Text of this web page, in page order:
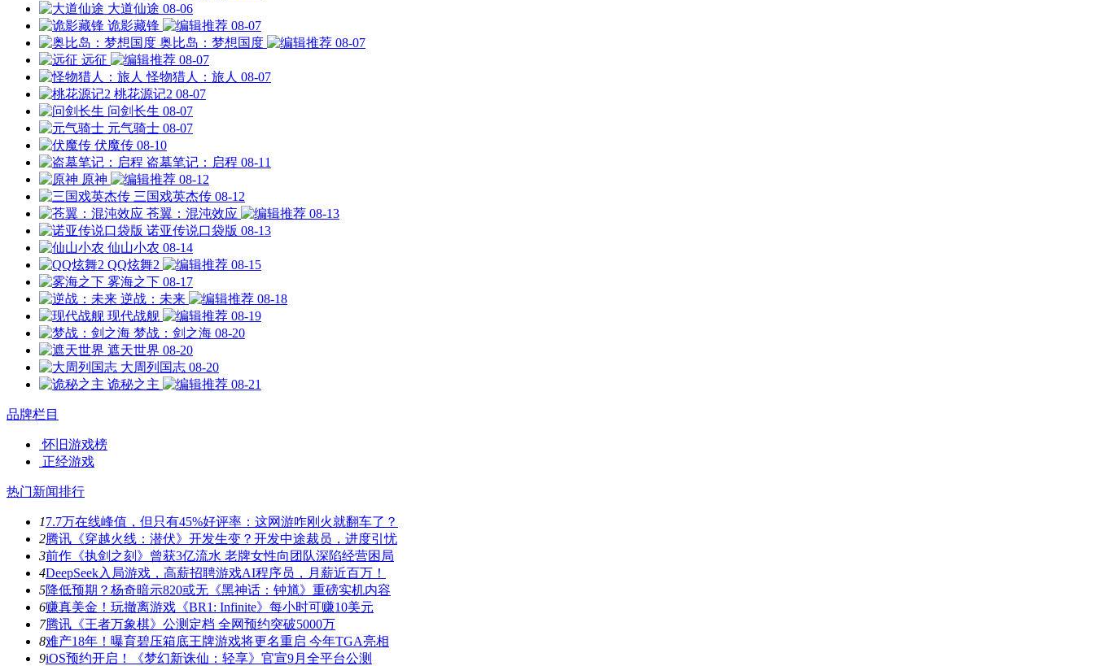
大道仙途 08-06
诡影藏锋
08-07
奥比岛：梦想国度
08-07
远征
08-07
怪物猎人：旅人 08-07
桃花源记2 08-07
问剑长生 08-07
元气骑士 08-07
伏魔传 08-10
盗墓笔记：启程 08-11
原神
08-12
三国戏英杰传 08-12
苍翼：混沌效应
08-13
诺亚传说口袋版 08-13
仙山小农 08-14
QQ炫舞2
08-15
雾海之下 08-17
逆战：未来
08-18
现代战舰
08-19
梦战：剑之海 08-20
遮天世界 08-20
大周列国志 08-20
诡秘之主
08-21
品牌栏目
怀旧游戏榜
正经游戏
热门新闻排行
17.7万在线峰值，但只有45%好评率：这网游咋刚火就翻车了？
2腾讯《穿越火线：潜伏》开发生变？开发中途裁员，进度引忧
3前作《执剑之刻》曾获3亿流水 老牌女性向团队深陷经营困局
4DeepSeek入局游戏，高薪招聘游戏AI程序员，月薪近百万！
5降低预期？杨奇暗示820或无《黑神话：钟馗》重磅实机内容
6赚真美金！玩撤离游戏《BR1: Infinite》每小时可赚10美元
7腾讯《王者万象棋》公测定档 全网预约突破5000万
8难产18年！曝育碧压箱底王牌游戏将更名重启 今年TGA亮相
9iOS预约开启！《梦幻新诛仙：轻享》官宣9月全平台公测